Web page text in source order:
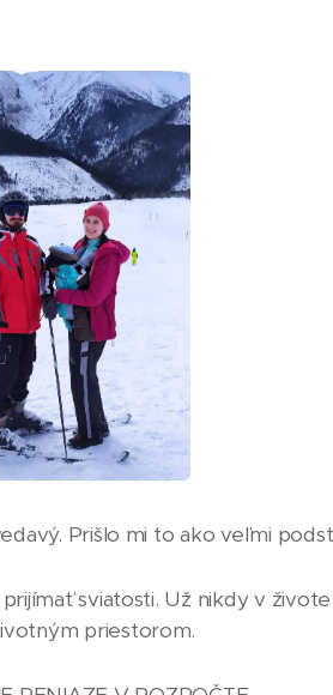
Prišlo mi to ako veľmi
sviatosti. Už nikdy v
priestorom.